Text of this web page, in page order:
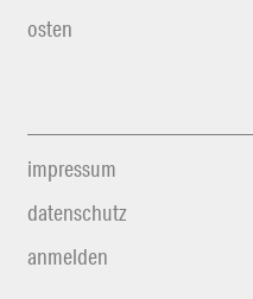
osten
impressum
datenschutz
anmelden